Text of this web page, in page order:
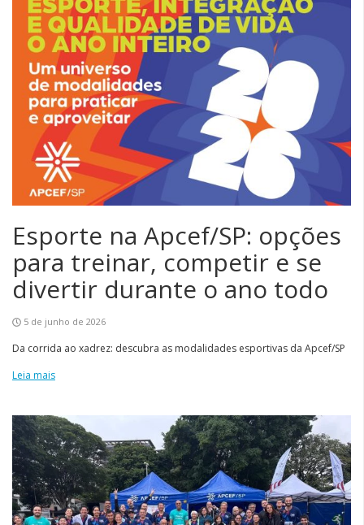
Esporte na Apcef/SP: opções
para treinar, competir e se
divertir durante o ano todo
5 de junho de 2026
Da corrida ao xadrez: descubra as modalidades esportivas da Apcef/SP
Leia mais